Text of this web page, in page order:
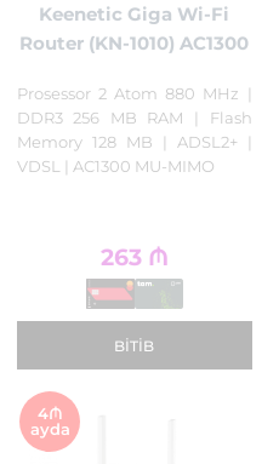
Keenetic Giga Wi-Fi
Router (KN-1010) AC1300
Prosessor 2 Atom 880 MHz |
DDR3 256 MB RAM | Flash
Memory 128 MB | ADSL2+ |
VDSL | AC1300 MU-MIMO
263 ₼
BITIB
4₼
ayda